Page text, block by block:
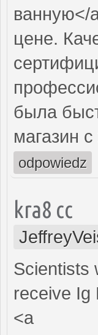
ванную</
цене.
была
магазин
odpowiedz
kra8 cc
Scientists
receive Ig
<a